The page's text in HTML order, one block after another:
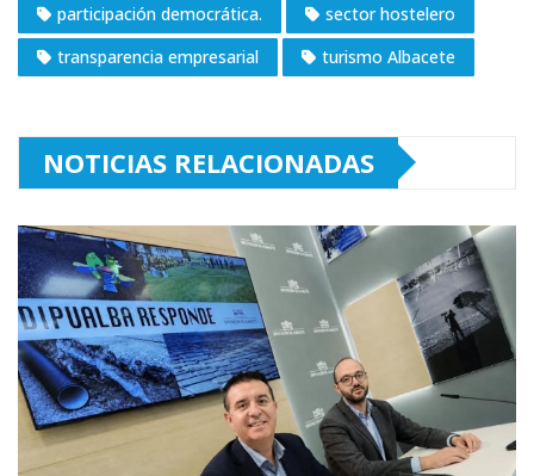
participación democrática.
sector hostelero
transparencia empresarial
turismo Albacete
NOTICIAS RELACIONADAS